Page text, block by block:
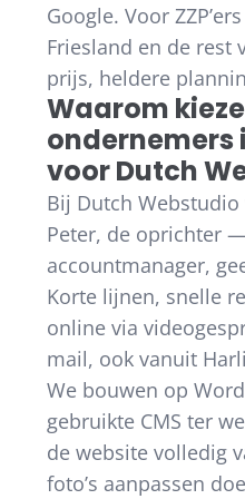
Google. Voor
Friesland en de rest
prijs, heldere
Waarom
ondernemers
voor Dutch
Bij Dutch
Peter, de oprichter
accountmanager,
Korte lijnen, snelle
online via
mail, ook vanuit
We bouwen op
gebruikte CMS ter
de website volledig
foto’s aanpassen